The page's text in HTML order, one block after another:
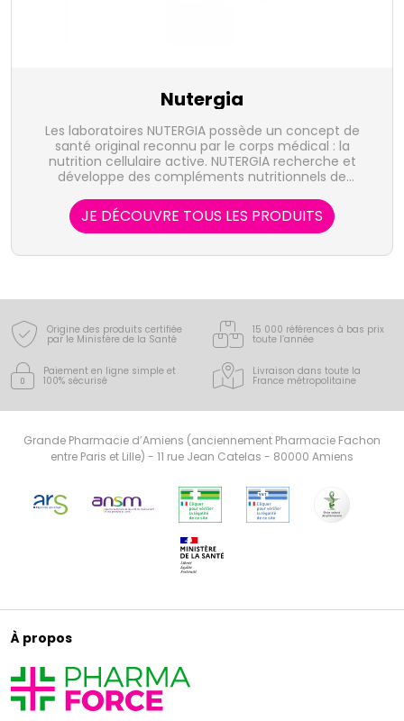
Nutergia
Les laboratoires NUTERGIA possède un concept de
santé original reconnu par le corps médical : la
nutrition cellulaire active. NUTERGIA recherche et
développe des compléments nutritionnels de
JE DÉCOUVRE TOUS LES PRODUITS
Origine des produits certifiée
par le Ministère de la Santé
15 000 références à bas prix
toute l’année
Paiement en ligne simple et
100% sécurisé
Livraison dans toute la
France métropolitaine
Grande Pharmacie d’Amiens (anciennement Pharmacie Fachon
entre Paris et Lille) - 11 rue Jean Catelas - 80000 Amiens
À propos